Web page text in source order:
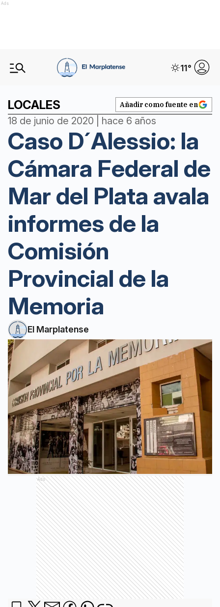
Ads
11°
LOCALES Añadir como fuente en
18 de junio de 2020 | hace 6 años
Caso D´Alessio: la
Cámara Federal de
Mar del Plata avala
informes de la
Comisión
Provincial de la
Memoria
El Marplatense
Ads